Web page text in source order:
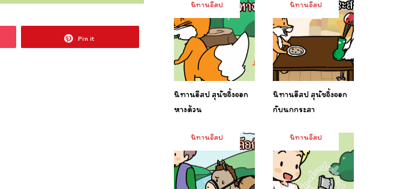
Pin it
นิทานอีสป
นิทานอีสป สุนัขจิ้งจอก
หางด้วน
นิทานอีสป
นิทานอีสป สุนัขจิ้งจอก
กับนกกระสา
นิทานอีสป นิทานอีสป